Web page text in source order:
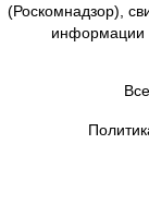
(Роскомнадзор),
информации